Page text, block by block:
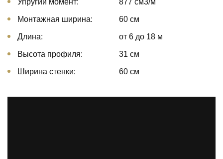
Монтажная ширина: 60 см
Длина: от 6 до 18 м
Высота профиля: 31 см
Ширина стенки: 60 см